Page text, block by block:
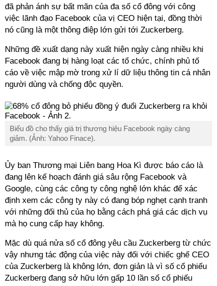
đã phản ánh sự bất mãn của đa số cổ đông với công
việc lãnh đạo Facebook của vị CEO hiện tại, đồng thời
nó cũng là một thông điệp lớn gửi tới Zuckerberg.
Những đề xuất dạng này xuất hiện ngày càng nhiều khi
Facebook đang bị hàng loạt các tổ chức, chính phủ tố
cáo về việc mập mờ trong xử lí dữ liệu thông tin cá nhân
người dùng và chống độc quyền.
Biểu đồ cho thấy giá trị thương hiệu Facebook ngày càng
giảm. (Ảnh: Yahoo Finace).
Ủy ban Thương mại Liên bang Hoa Kì được báo cáo là
đang lên kế hoạch đánh giá sâu rộng Facebook và
Google, cùng các công ty công nghệ lớn khác để xác
định xem các công ty này có đang bóp nghẹt cạnh tranh
với những đối thủ của họ bằng cách phá giá các dịch vụ
mà họ cung cấp hay không.
Mặc dù quá nửa số cổ đông yêu cầu Zuckerberg từ chức
vậy nhưng tác động của việc này đối với chiếc ghế CEO
của Zuckerberg là không lớn, đơn giản là vì số cổ phiếu
Zuckerberg đang sở hữu lớn gấp 10 lần số cổ phiếu